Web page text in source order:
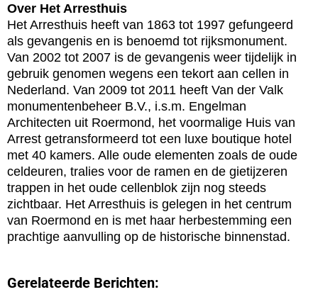
Over Het Arresthuis
Het Arresthuis heeft van 1863 tot 1997 gefungeerd
als gevangenis en is benoemd tot rijksmonument.
Van 2002 tot 2007 is de gevangenis weer tijdelijk in
gebruik genomen wegens een tekort aan cellen in
Nederland. Van 2009 tot 2011 heeft Van der Valk
monumentenbeheer B.V., i.s.m. Engelman
Architecten uit Roermond, het voormalige Huis van
Arrest getransformeerd tot een luxe boutique hotel
met 40 kamers. Alle oude elementen zoals de oude
celdeuren, tralies voor de ramen en de gietijzeren
trappen in het oude cellenblok zijn nog steeds
zichtbaar. Het Arresthuis is gelegen in het centrum
van Roermond en is met haar herbestemming een
prachtige aanvulling op de historische binnenstad.
Gerelateerde Berichten: